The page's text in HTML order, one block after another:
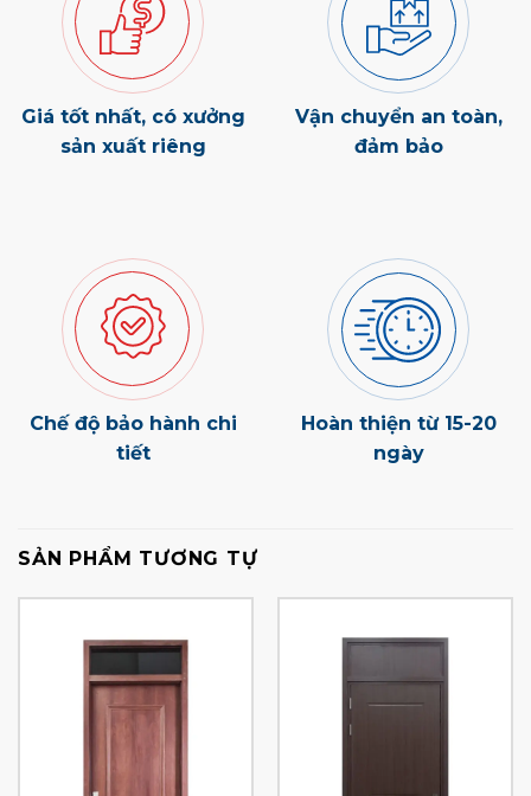
Giá tốt nhất, có xưởng
sản xuất riêng
Vận chuyển an toàn,
đảm bảo
Chế độ bảo hành chi
tiết
Hoàn thiện từ 15-20
ngày
SẢN PHẨM TƯƠNG TỰ